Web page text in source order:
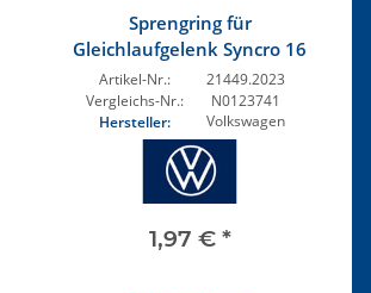
Sprengring für
Gleichlaufgelenk Syncro 16
Artikel-Nr.:
21449.2023
Vergleichs-Nr.:
N0123741
Hersteller:
Volkswagen
1,97 € *